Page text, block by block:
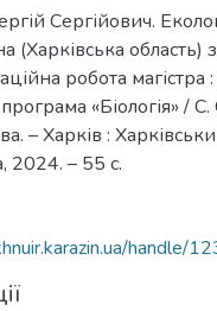
Сергійович.
(Харківська область)
робота магістра
програма «Біологія»
– Харків :
2024. – 55 с.
handle/